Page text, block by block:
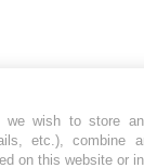
we wish to store
etc.), combine
on this website or